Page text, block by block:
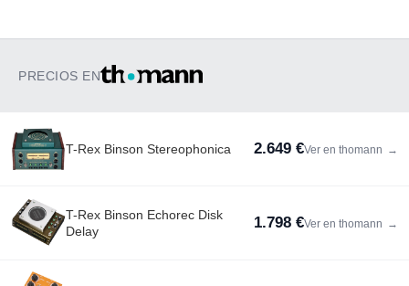
PRECIOS EN
T-Rex Binson Stereophonica 2.649 €Ver en thomann →
T-Rex Binson Echorec Disk
Delay
1.798 €Ver en thomann →